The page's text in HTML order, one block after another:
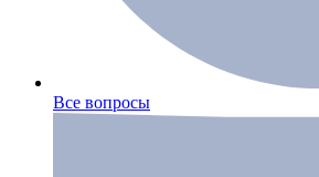
Все вопросы